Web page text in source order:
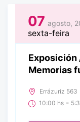
07 agosto,
sexta-feira
Exposición
Memorias
Errázuriz 563
10:00 hs -